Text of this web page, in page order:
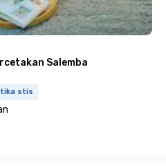
Salemba
stis